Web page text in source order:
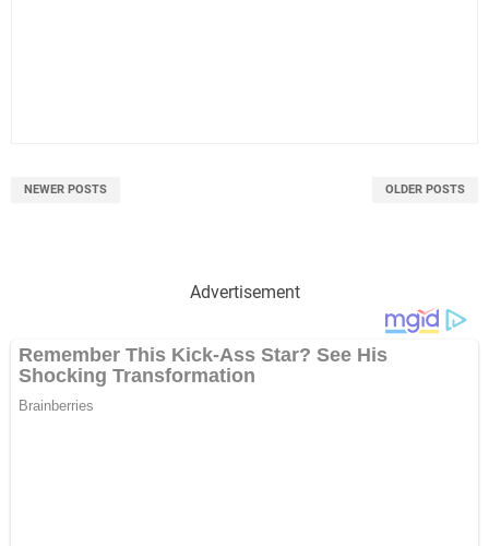
NEWER POSTS OLDER POSTS
Advertisement